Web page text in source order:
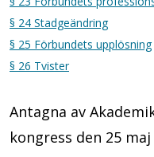
§ 24 Stadgeändring
§ 25 Förbundets upplösning
§ 26 Tvister
Antagna av
kongress den 25 maj